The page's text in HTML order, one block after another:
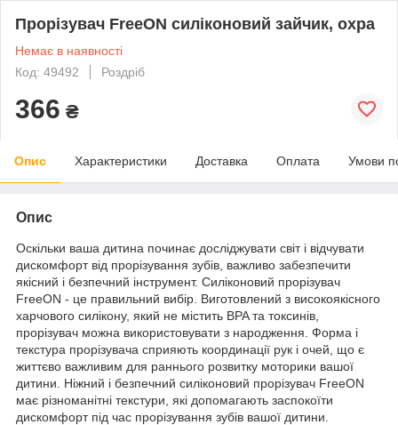
Прорізувач FreeON силіконовий зайчик, охра
Немає в наявності
Код: 49492
Роздріб
366 ₴
Опис Характеристики Доставка Оплата Умови
Опис
Оскільки ваша дитина починає досліджувати світ і відчувати
дискомфорт від прорізування зубів, важливо забезпечити
якісний і безпечний інструмент. Силіконовий прорізувач
FreeON - це правильний вибір. Виготовлений з високоякісного
харчового силікону, який не містить BPA та токсинів,
прорізувач можна використовувати з народження. Форма і
текстура прорізувача сприяють координації рук і очей, що є
життєво важливим для раннього розвитку моторики вашої
дитини. Ніжний і безпечний силіконовий прорізувач FreeON
має різноманітні текстури, які допомагають заспокоїти
дискомфорт під час прорізування зубів вашої дитини.